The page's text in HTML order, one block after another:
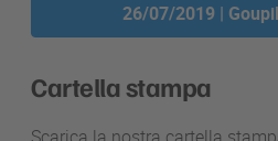
26/07/2019 |
Cartella stampa